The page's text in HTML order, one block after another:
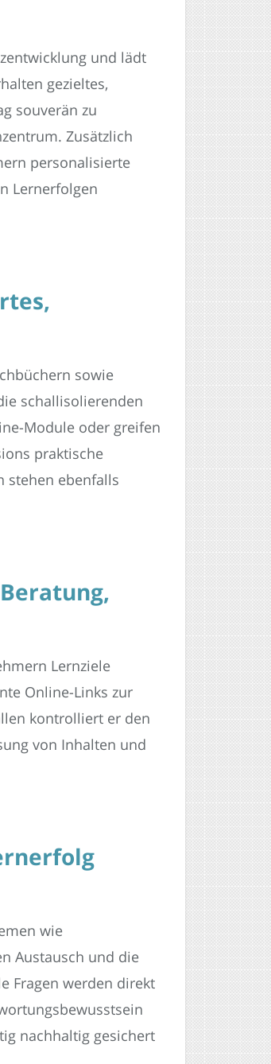
und lädt
gezieltes,
souverän zu
Zusätzlich
personalisierte
Lernerfolgen
sowie
schallisolierenden
Module oder greifen
praktische
stehen ebenfalls
Lernziele
Online-Links zur
kontrolliert er den
von Inhalten und
wie
Austausch und die
Fragen werden direkt
nachhaltig gesichert